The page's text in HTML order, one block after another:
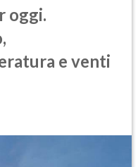
oggi.
e venti